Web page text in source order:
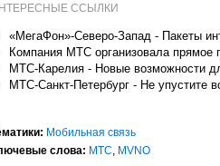
ССЫЛКИ
«МегаФон»-Северо-Запад - Пакеты
Компания МТС организовала прямое
МТС-Карелия - Новые возможности
МТС-Санкт-Петербург - Не упустите
Мобильная связь
слова: МТС, MVNO